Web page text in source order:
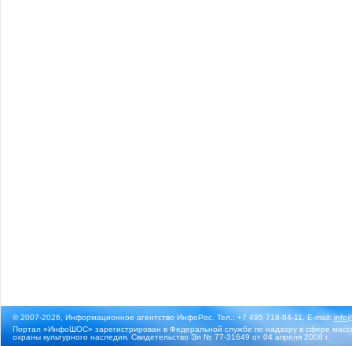
© 2007-2026, Информационное агентство ИнфоРос. Тел.: +7 495 718-84-11, E-mail:
Портал «ИнфоШОС» зарегистрирован в Федеральной службе по надзору в сфере
охраны культурного наследия. Свидетельство Эл № 77-31649 от 04 апреля 2008 г.